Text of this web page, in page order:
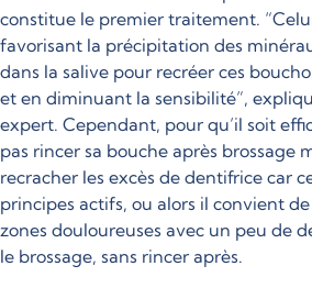
constitue le premier traitement.
favorisant la précipitation des
dans la salive pour recréer ces
et en diminuant la sensibilité”,
expert. Cependant, pour qu’il soit
pas rincer sa bouche après brossage
recracher les excès de dentifrice car
principes actifs, ou alors il convient de
zones douloureuses avec un peu de
le brossage, sans rincer après.